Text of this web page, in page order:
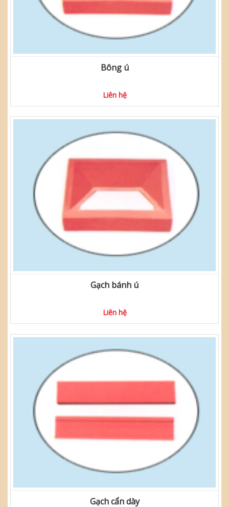
Bông ú
Liên hệ
Gạch bánh ú
Liên hệ
Gạch cẩn dày